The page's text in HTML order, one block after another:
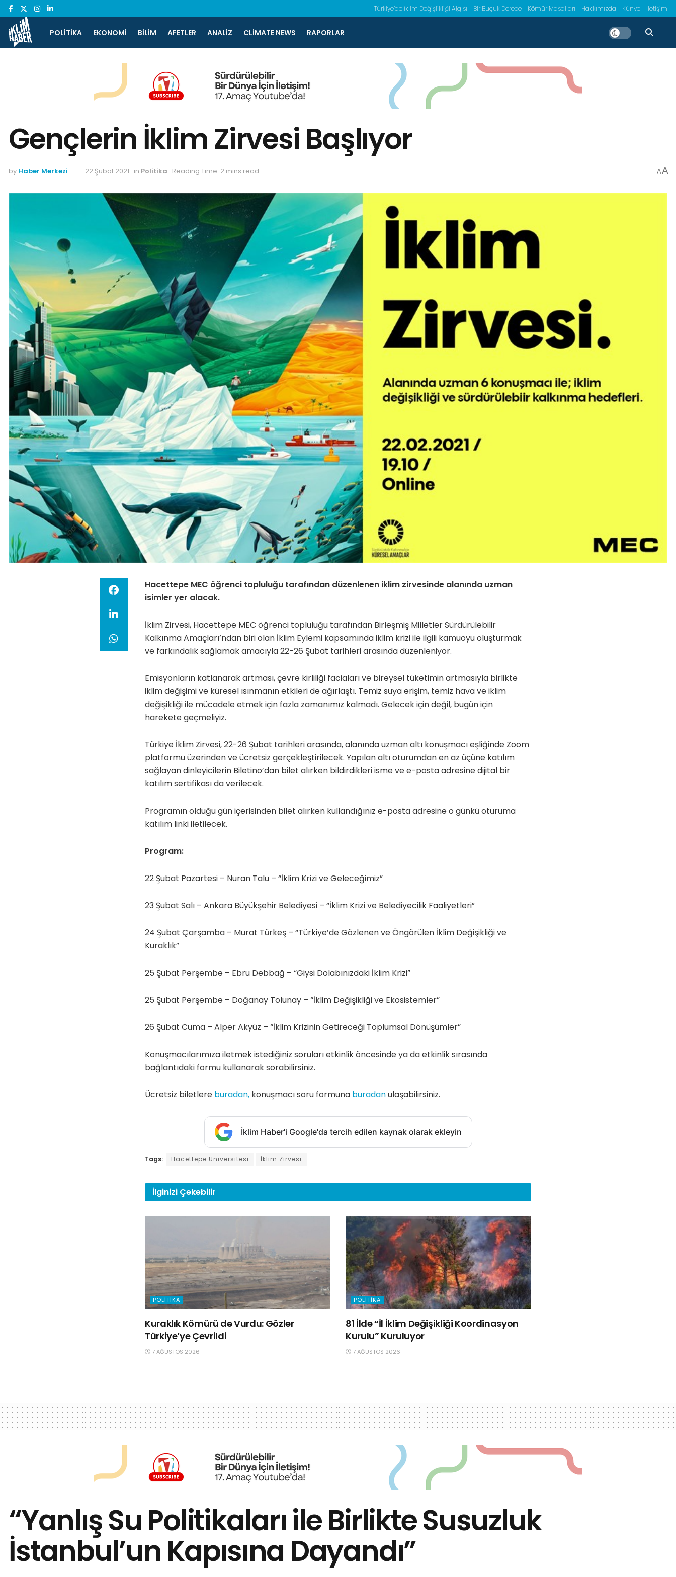
Türkiye’de İklim Değişlikliği Algısı Bir Buçuk Derece Kömür Masalları Hakkımızda Künye İletişim
POLITIKA EKONOMI BILIM AFETLER ANALIZ CLIMATE NEWS RAPORLAR
Gençlerin İklim Zirvesi Başlıyor
by Haber Merkezi 22 Şubat 2021 in Politika Reading Time: 2 mins read AA
Hacettepe MEC öğrenci topluluğu tarafından düzenlenen iklim zirvesinde alanında uzman
isimler yer alacak.
İklim Zirvesi, Hacettepe MEC öğrenci topluluğu tarafından Birleşmiş Milletler Sürdürülebilir
Kalkınma Amaçları’ndan biri olan İklim Eylemi kapsamında iklim krizi ile ilgili kamuoyu oluşturmak
ve farkındalık sağlamak amacıyla 22-26 Şubat tarihleri arasında düzenleniyor.
Emisyonların katlanarak artması, çevre kirliliği faciaları ve bireysel tüketimin artmasıyla birlikte
iklim değişimi ve küresel ısınmanın etkileri de ağırlaştı. Temiz suya erişim, temiz hava ve iklim
değişikliği ile mücadele etmek için fazla zamanımız kalmadı. Gelecek için değil, bugün için
harekete geçmeliyiz.
Türkiye İklim Zirvesi, 22-26 Şubat tarihleri arasında, alanında uzman altı konuşmacı eşliğinde Zoom
platformu üzerinden ve ücretsiz gerçekleştirilecek. Yapılan altı oturumdan en az üçüne katılım
sağlayan dinleyicilerin Biletino’dan bilet alırken bildirdikleri isme ve e-posta adresine dijital bir
katılım sertifikası da verilecek.
Programın olduğu gün içerisinden bilet alırken kullandığınız e-posta adresine o günkü oturuma
katılım linki iletilecek.
Program:
22 Şubat Pazartesi – Nuran Talu – “İklim Krizi ve Geleceğimiz”
23 Şubat Salı – Ankara Büyükşehir Belediyesi – “İklim Krizi ve Belediyecilik Faaliyetleri”
24 Şubat Çarşamba – Murat Türkeş – “Türkiye’de Gözlenen ve Öngörülen İklim Değişikliği ve
Kuraklık”
25 Şubat Perşembe – Ebru Debbağ – “Giysi Dolabınızdaki İklim Krizi”
25 Şubat Perşembe – Doğanay Tolunay – “İklim Değişikliği ve Ekosistemler”
26 Şubat Cuma – Alper Akyüz – “İklim Krizinin Getireceği Toplumsal Dönüşümler”
Konuşmacılarımıza iletmek istediğiniz soruları etkinlik öncesinde ya da etkinlik sırasında
bağlantıdaki formu kullanarak sorabilirsiniz.
Ücretsiz biletlere buradan, konuşmacı soru formuna buradanulaşabilirsiniz.
İklim Haber'i Google'da tercih edilen kaynak olarak ekleyin
Tags: Hacettepe Üniversitesi İklim Zirvesi
İlginizi Çekebilir
POLITIKA
Kuraklık Kömürü de Vurdu: Gözler
Türkiye’ye Çevrildi
7 AĞUSTOS 2026
POLITIKA
81 İlde “İl İklim Değişikliği Koordinasyon
Kurulu” Kuruluyor
7 AĞUSTOS 2026
“Yanlış Su Politikaları ile Birlikte Susuzluk
İstanbul’un Kapısına Dayandı”